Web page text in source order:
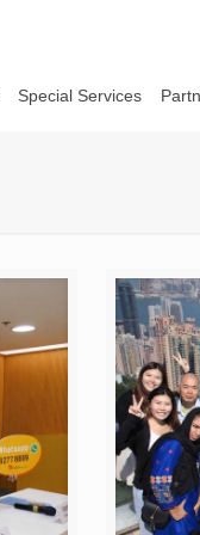
Special Services